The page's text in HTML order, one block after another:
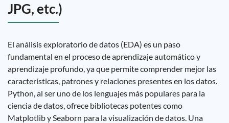
JPG, etc.)
El análisis exploratorio de datos (EDA) es un paso
fundamental en el proceso de aprendizaje automático y
aprendizaje profundo, ya que permite comprender mejor las
características, patrones y relaciones presentes en los datos.
Python, al ser uno de los lenguajes más populares para la
ciencia de datos, ofrece bibliotecas potentes como
Matplotlib y Seaborn para la visualización de datos. Una